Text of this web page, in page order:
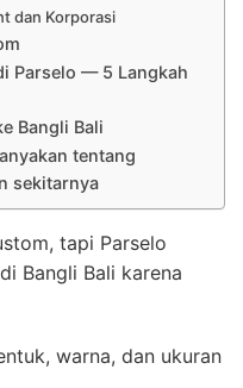
dan Korporasi
Parselo — 5 Langkah
Bangli Bali
tentang
sekitarnya
tapi Parselo
Bangli Bali karena
warna, dan ukuran